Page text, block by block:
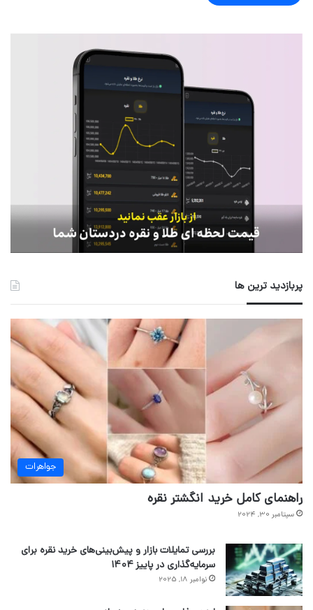
پربازدید ترین ها
جواهرات
راهنمای کامل خرید انگشتر نقره
سپتامبر 30, 2024
بررسی تمایلات بازار و پیش‌بینی‌های خرید نقره برای
سرمایه‌گذاری در پاییز ۱۴۰۴
نوامبر 18, 2025